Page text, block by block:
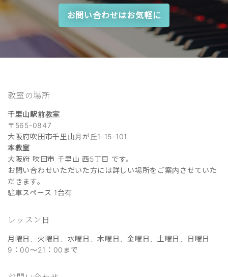
お問い合わせはお気軽に
教室の場所
千里山駅前教室
〒565-0847
大阪府吹田市千里山月が丘1-15-101
本教室
大阪府 吹田市 千里山 西5丁目 です。
お問い合わせいただいた方には詳しい場所をご案内させていた
だきます。
駐車スペース 1台有
レッスン日
月曜日、火曜日、水曜日、木曜日、金曜日、土曜日、日曜日
9：00～21：00まで